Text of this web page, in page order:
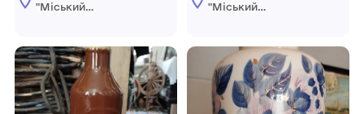
"Міський
міської ради"
"Міський
міської ради"